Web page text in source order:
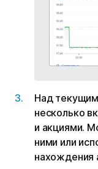
Над
несколько
и акциями.
ними или
нахождения